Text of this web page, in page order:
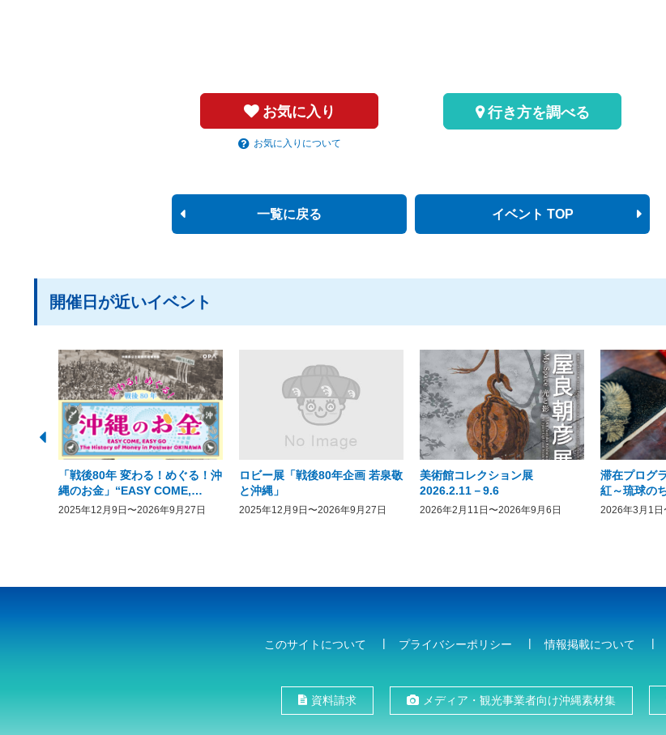
お気に入り
お気に入りについて
行き方を調べる
一覧に戻る イベント TOP
開催日が近いイベント
「戦後80年 変わる！めぐる！沖
縄のお金」“EASY COME,
EASY GO － The History of
2025年12月9日〜2026年9月27日
ロビー展「戦後80年企画 若泉敬
と沖縄」
2025年12月9日〜2026年9月27日
美術館コレクション展
2026.2.11－9.6
2026年2月11日〜2026年9月6日
滞在プログ
紅～琉球の
2026年3月1日
このサイトについて プライバシーポリシー 情報掲載について
資料請求 メディア・観光事業者向け沖縄素材集